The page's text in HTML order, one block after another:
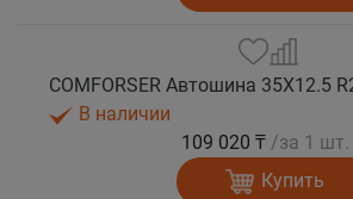
В наличии
109 020 ₸ /за 1 шт.
Купить